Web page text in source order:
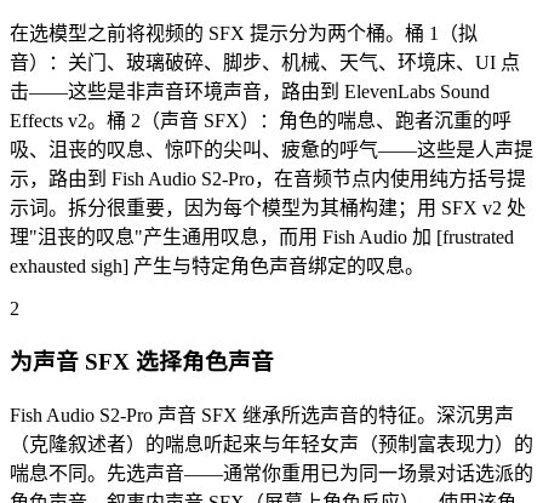
在选模型之前将视频的 SFX 提示分为两个桶。桶 1（拟
音）：关门、玻璃破碎、脚步、机械、天气、环境床、UI 点
击——这些是非声音环境声音，路由到 ElevenLabs Sound
Effects v2。桶 2（声音 SFX）：角色的喘息、跑者沉重的呼
吸、沮丧的叹息、惊吓的尖叫、疲惫的呼气——这些是人声提
示，路由到 Fish Audio S2-Pro，在音频节点内使用纯方括号提
示词。拆分很重要，因为每个模型为其桶构建；用 SFX v2 处
理"沮丧的叹息"产生通用叹息，而用 Fish Audio 加 [frustrated
exhausted sigh] 产生与特定角色声音绑定的叹息。
2
为声音 SFX 选择角色声音
Fish Audio S2-Pro 声音 SFX 继承所选声音的特征。深沉男声
（克隆叙述者）的喘息听起来与年轻女声（预制富表现力）的
喘息不同。先选声音——通常你重用已为同一场景对话选派的